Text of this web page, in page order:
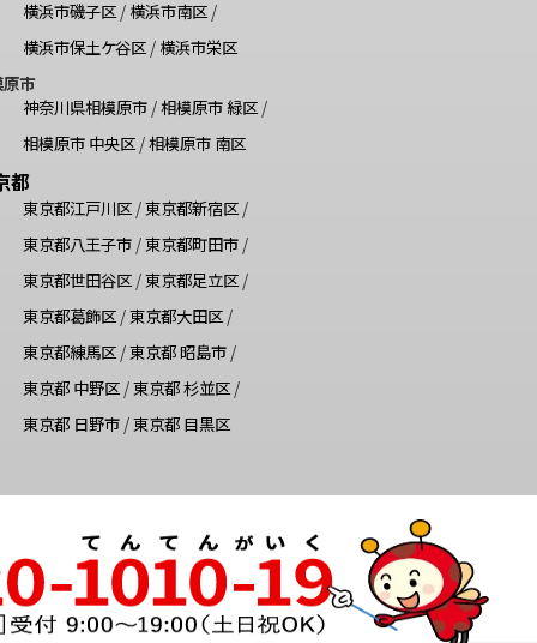
横浜市磯子区/ 横浜市南区/
横浜市保土ケ谷区/ 横浜市栄区
市
神奈川県相模原市/相模原市 緑区/
相模原市 中央区/相模原市 南区
都
東京都江戸川区/東京都新宿区/
東京都八王子市/東京都町田市/
東京都世田谷区/東京都足立区/
東京都葛飾区/東京都大田区/
東京都練馬区/東京都 昭島市/
東京都 中野区/東京都 杉並区/
東京都 日野市/東京都 目黒区